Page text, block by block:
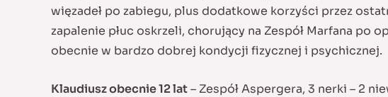
więzadeł po zabiegu, plus dodatkowe korzyści przez
zapalenie płuc oskrzeli, chorujący na Zespół Marfana po
obecnie w bardzo dobrej kondycji fizycznej i psychicznej.
Klaudiusz obecnie 12 lat– Zespół Aspergera, 3 nerki – 2